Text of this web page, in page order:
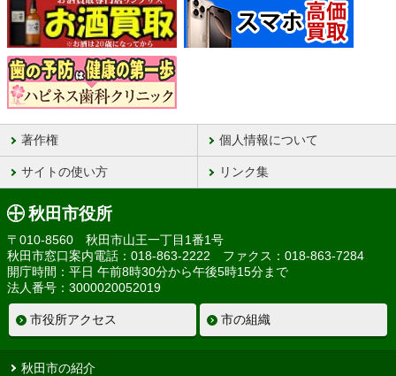
著作権 個人情報について
サイトの使い方 リンク集
秋田市役所
〒010-8560 秋田市山王一丁目1番1号
秋田市窓口案内電話：018-863-2222 ファクス：018-863-7284
開庁時間：平日 午前8時30分から午後5時15分まで
法人番号：3000020052019
市役所アクセス 市の組織
秋田市の紹介